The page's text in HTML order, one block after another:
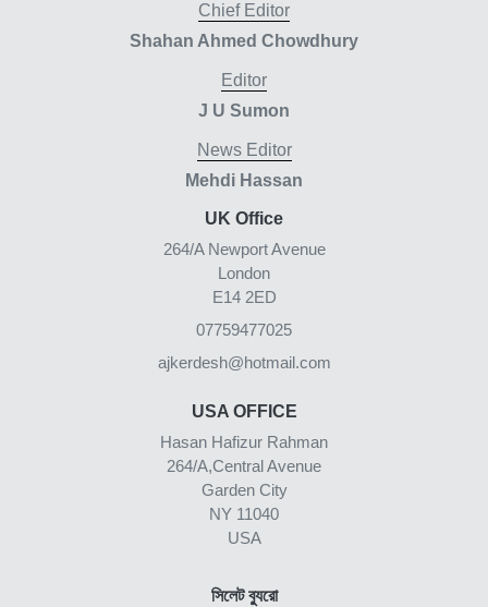
Chief Editor
Shahan Ahmed Chowdhury
Editor
J U Sumon
News Editor
Mehdi Hassan
UK Office
264/A Newport Avenue
London
E14 2ED
07759477025
ajkerdesh@hotmail.com
USA OFFICE
Hasan Hafizur Rahman
264/A,Central Avenue
Garden City
NY 11040
USA
সিলেট ব্যুরো